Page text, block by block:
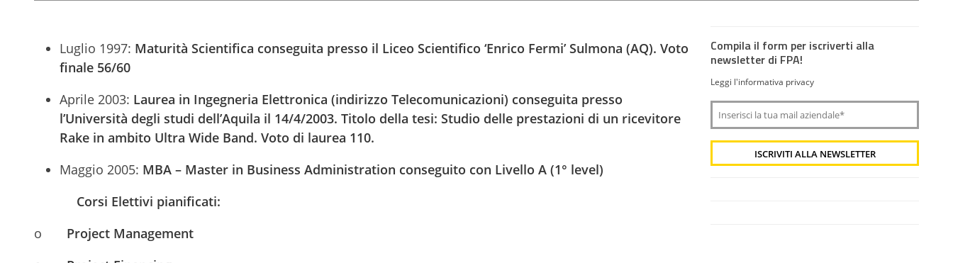
Luglio 1997: Maturità Scientifica conseguita presso il Liceo Scientifico ‘Enrico Fermi’ Sulmona (AQ). Voto
finale 56/60
Aprile 2003: Laurea in Ingegneria Elettronica (indirizzo Telecomunicazioni) conseguita presso
l’Università degli studi dell’Aquila il 14/4/2003. Titolo della tesi: Studio delle prestazioni di un ricevitore
Rake in ambito Ultra Wide Band. Voto di laurea 110.
Maggio 2005: MBA – Master in Business Administration conseguito con Livello A (1° level)
Corsi Elettivi pianificati:
o Project Management
Compila il form per iscriverti alla
newsletter di FPA!
Leggi l'informativa privacy